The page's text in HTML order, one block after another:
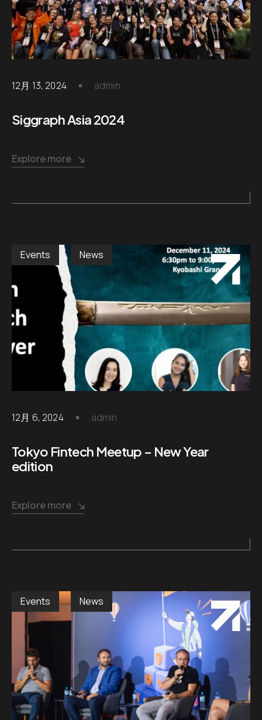
12月 13, 2024 admin
Siggraph Asia 2024
Explore more
Events News
12月 6, 2024 admin
Tokyo Fintech Meetup – New Year
edition
Explore more
Events News